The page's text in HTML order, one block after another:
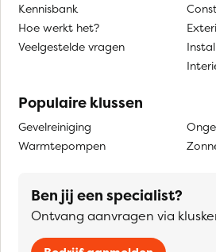
Kennisbank
Hoe werkt het?
Veelgestelde vragen
Populaire klussen
Gevelreiniging
Warmtepompen
Ben jij een specialist?
Ontvang aanvragen via